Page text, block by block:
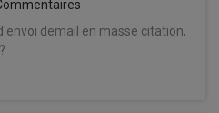
demail en masse citation,